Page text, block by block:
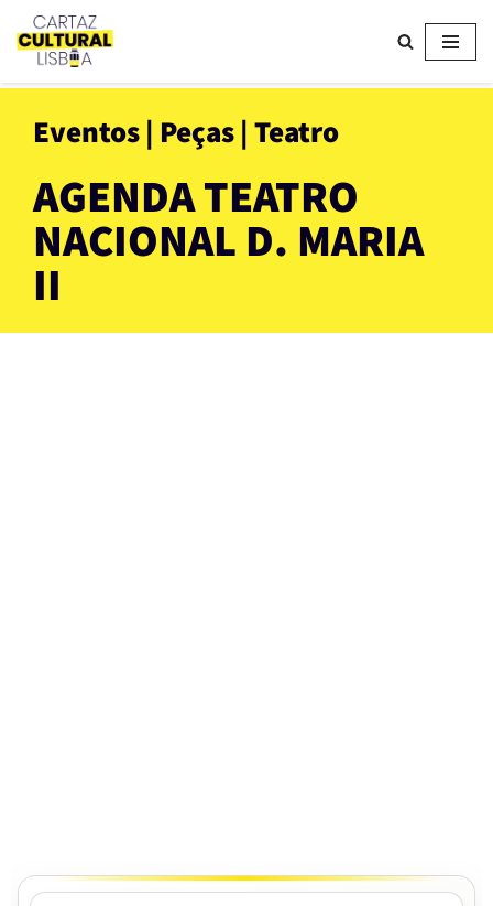
Avançar
para
conteúdo
Eventos | Peças | Teatro
AGENDA TEATRO
NACIONAL D. MARIA
II